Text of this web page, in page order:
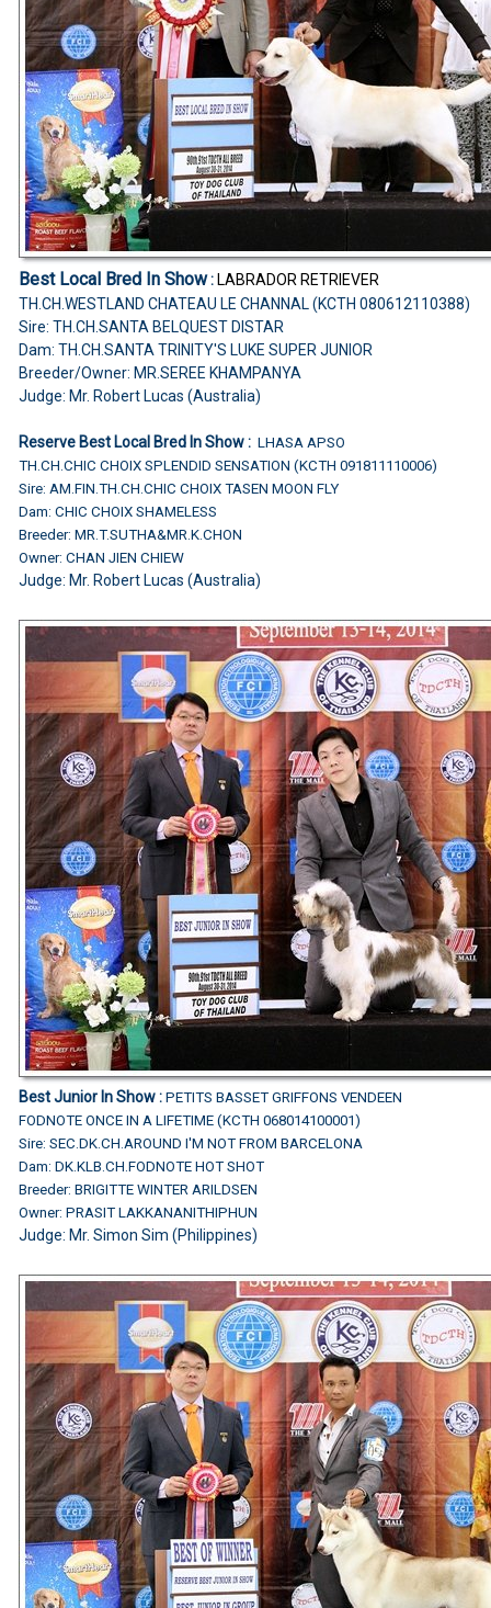
Best Local Bred In Show:LABRADOR RETRIEVER
TH.CH.WESTLAND CHATEAU LE CHANNAL (KCTH 080612110388)
Sire: TH.CH.SANTA BELQUEST DISTAR
Dam: TH.CH.SANTA TRINITY'S LUKE SUPER JUNIOR
Breeder/Owner: MR.SEREE KHAMPANYA
Judge: Mr. Robert Lucas (Australia)
Reserve Best Local Bred In Show : LHASA APSO
TH.CH.CHIC CHOIX SPLENDID SENSATION (KCTH 091811110006)
Sire: AM.FIN.TH.CH.CHIC CHOIX TASEN MOON FLY
Dam: CHIC CHOIX SHAMELESS
Breeder: MR.T.SUTHA&MR.K.CHON
Owner: CHAN JIEN CHIEW
Judge: Mr. Robert Lucas (Australia)
Best Junior In Show : PETITS BASSET GRIFFONS VENDEEN
FODNOTE ONCE IN A LIFETIME (KCTH 068014100001)
Sire: SEC.DK.CH.AROUND I'M NOT FROM BARCELONA
Dam: DK.KLB.CH.FODNOTE HOT SHOT
Breeder: BRIGITTE WINTER ARILDSEN
Owner: PRASIT LAKKANANITHIPHUN
Judge: Mr. Simon Sim (Philippines)